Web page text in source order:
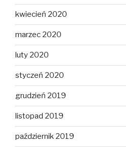
kwiecień 2020
marzec 2020
luty 2020
styczeń 2020
grudzień 2019
listopad 2019
październik 2019